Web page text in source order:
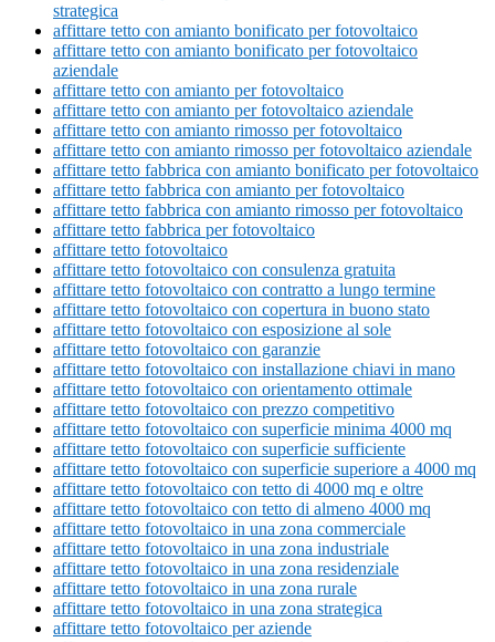
strategica
affittare tetto con amianto bonificato per fotovoltaico
affittare tetto con amianto bonificato per fotovoltaico
aziendale
affittare tetto con amianto per fotovoltaico
affittare tetto con amianto per fotovoltaico aziendale
affittare tetto con amianto rimosso per fotovoltaico
affittare tetto con amianto rimosso per fotovoltaico aziendale
affittare tetto fabbrica con amianto bonificato per fotovoltaico
affittare tetto fabbrica con amianto per fotovoltaico
affittare tetto fabbrica con amianto rimosso per fotovoltaico
affittare tetto fabbrica per fotovoltaico
affittare tetto fotovoltaico
affittare tetto fotovoltaico con consulenza gratuita
affittare tetto fotovoltaico con contratto a lungo termine
affittare tetto fotovoltaico con copertura in buono stato
affittare tetto fotovoltaico con esposizione al sole
affittare tetto fotovoltaico con garanzie
affittare tetto fotovoltaico con installazione chiavi in mano
affittare tetto fotovoltaico con orientamento ottimale
affittare tetto fotovoltaico con prezzo competitivo
affittare tetto fotovoltaico con superficie minima 4000 mq
affittare tetto fotovoltaico con superficie sufficiente
affittare tetto fotovoltaico con superficie superiore a 4000 mq
affittare tetto fotovoltaico con tetto di 4000 mq e oltre
affittare tetto fotovoltaico con tetto di almeno 4000 mq
affittare tetto fotovoltaico in una zona commerciale
affittare tetto fotovoltaico in una zona industriale
affittare tetto fotovoltaico in una zona residenziale
affittare tetto fotovoltaico in una zona rurale
affittare tetto fotovoltaico in una zona strategica
affittare tetto fotovoltaico per aziende